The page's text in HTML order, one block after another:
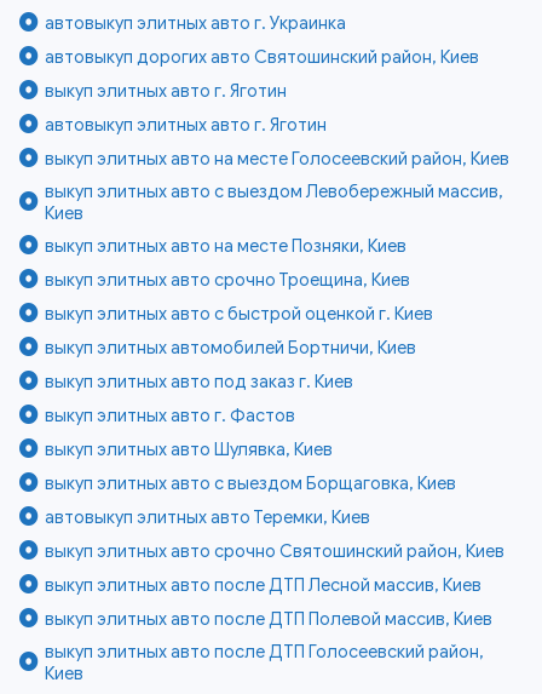
автовыкуп элитных авто г. Украинка
автовыкуп дорогих авто Святошинский район, Киев
выкуп элитных авто г. Яготин
автовыкуп элитных авто г. Яготин
выкуп элитных авто на месте Голосеевский район, Киев
выкуп элитных авто с выездом Левобережный массив,
Киев
выкуп элитных авто на месте Позняки, Киев
выкуп элитных авто срочно Троещина, Киев
выкуп элитных авто с быстрой оценкой г. Киев
выкуп элитных автомобилей Бортничи, Киев
выкуп элитных авто под заказ г. Киев
выкуп элитных авто г. Фастов
выкуп элитных авто Шулявка, Киев
выкуп элитных авто с выездом Борщаговка, Киев
автовыкуп элитных авто Теремки, Киев
выкуп элитных авто срочно Святошинский район, Киев
выкуп элитных авто после ДТП Лесной массив, Киев
выкуп элитных авто после ДТП Полевой массив, Киев
выкуп элитных авто после ДТП Голосеевский район,
Киев